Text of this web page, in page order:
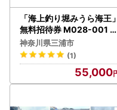
「海上釣り堀みうら海王」
無料招待券 M028-001 チ
ケット 体験
神奈川県三浦市
(1)
55,000